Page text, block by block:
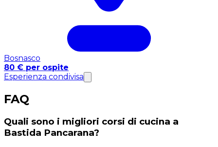
Bosnasco
80 € per ospite
Esperienza condivisa
FAQ
Quali sono i migliori corsi di cucina a
Bastida Pancarana?